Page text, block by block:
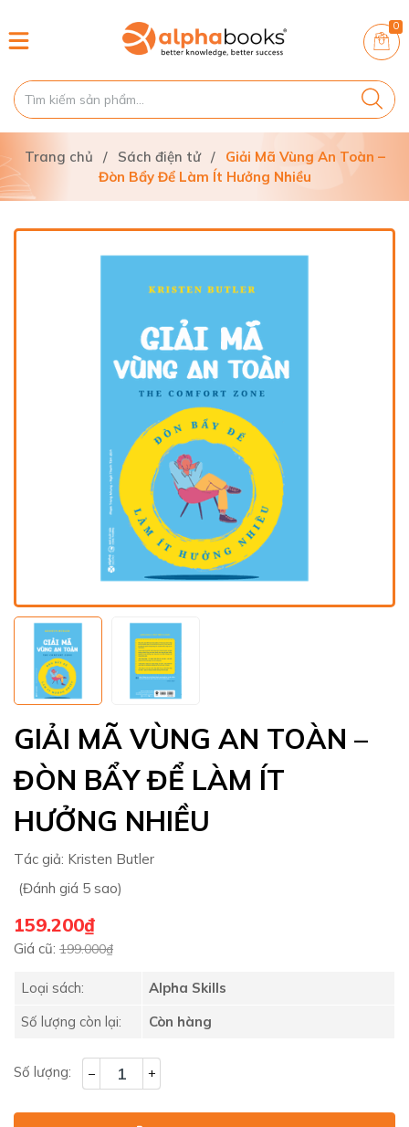
0
Trang chủ / Sách điện tử /
Giải Mã Vùng An Toàn –
Đòn Bẩy Để Làm Ít Hưởng Nhiều
GIẢI MÃ VÙNG AN TOÀN –
ĐÒN BẨY ĐỂ LÀM ÍT
HƯỞNG NHIỀU
Tác giả: Kristen Butler
(Đánh giá 5 sao)
159.200₫
Giá cũ: 199.000₫
Loại sách:
Alpha Skills
Số lượng còn lại:
Còn hàng
Số lượng: – +